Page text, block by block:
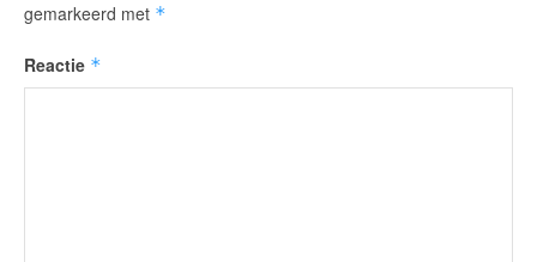
gemarkeerd met *
Reactie *